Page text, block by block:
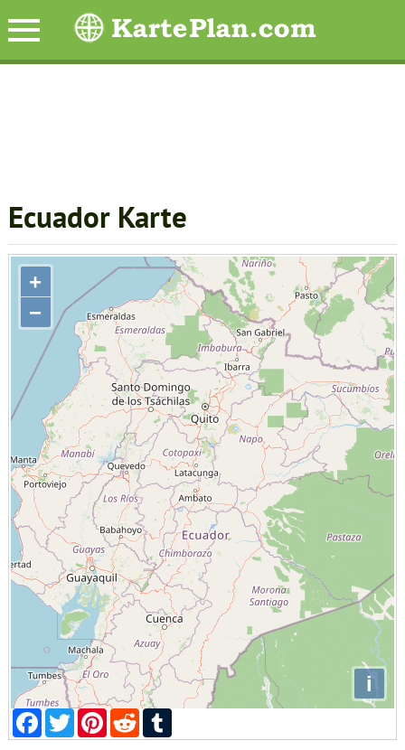
Ecuador Karte
+
−
i
Facebook
TwitterPinterest
RedditTumblr